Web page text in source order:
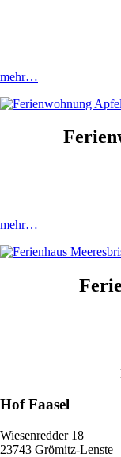
mehr…
mehr…
Hof Faasel
Wiesenredder 18
23743 Grömitz-Lenste